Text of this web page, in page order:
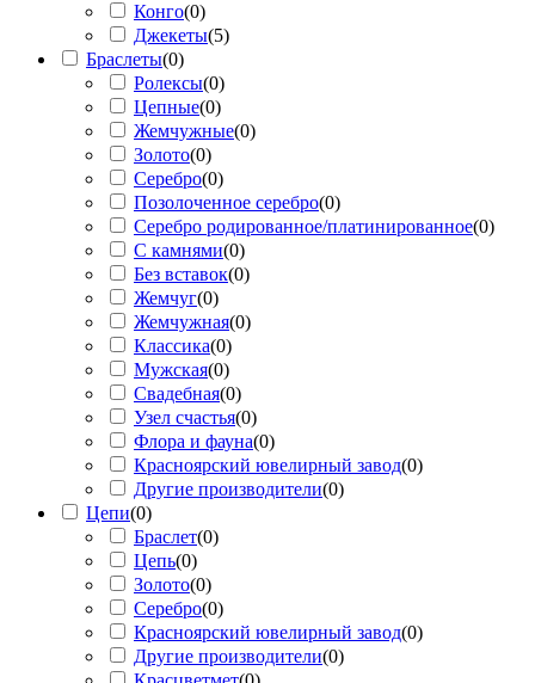
Конго(0)
Джекеты(5)
Браслеты(0)
Ролексы(0)
Цепные(0)
Жемчужные(0)
Золото(0)
Серебро(0)
Позолоченное серебро(0)
Серебро родированное/платинированное(0)
С камнями(0)
Без вставок(0)
Жемчуг(0)
Жемчужная(0)
Классика(0)
Мужская(0)
Свадебная(0)
Узел счастья(0)
Флора и фауна(0)
Красноярский ювелирный завод(0)
Другие производители(0)
Цепи(0)
Браслет(0)
Цепь(0)
Золото(0)
Серебро(0)
Красноярский ювелирный завод(0)
Другие производители(0)